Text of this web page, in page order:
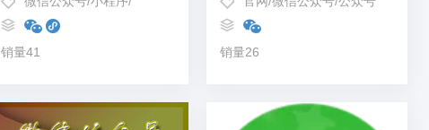
销量41 销量26